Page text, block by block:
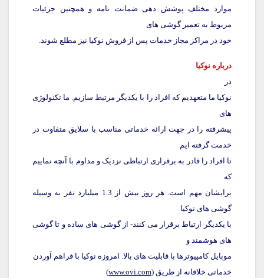
موارد مختلف پوشش دهی ضمانت نامه و همچنین جزئیات
مربوط به تعمیر گوشی های
خود در مراکز مجاز خدمات پس از فروش نوکیا نیز مطلع شوند.
درباره نوکیا
در
نوکیا ما متعهدیم که افراد را با یکدیگر مرتبط سازیم. ما تکنولوژی
های
پیشرفته را در جهت ارائه خدماتی مناسب با سلایق متفاوت در
خدمت گرفته ایم
تا افراد را قادر به برقراری ارتباطی نزدیک و مداوم با آنچه نماییم
که
برایشان مهم است. هر روز بیش از 1.3 میلیارد نفر به وسیله
گوشی های نوکیا
با یکدیگر ارتباط برقرار می کنند- از گوشی های ساده و تا گوشی
های هوشمند و
موبایل کامپیوترها با قابلیت های بالا. امروزه نوکیا با فراهم آوردن
خدماتی خلاقانه از طریق (www.ovi.com
)